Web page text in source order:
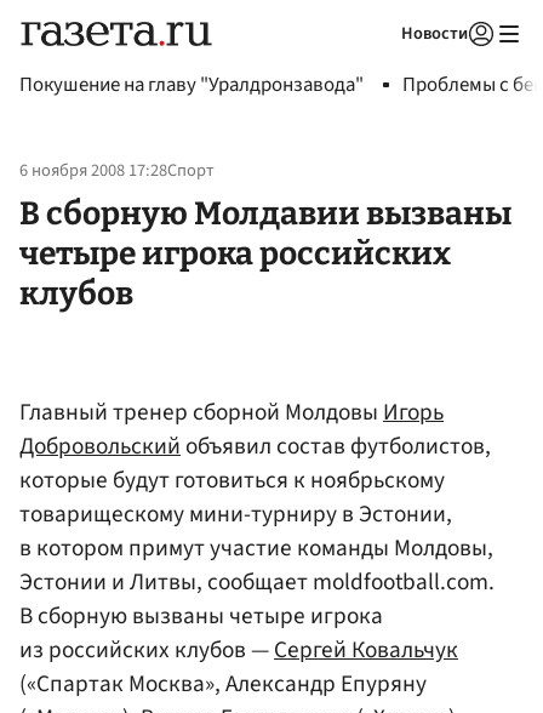
Новости
Покушение на главу "Уралдронзавода" Проблемы с
6 ноября 2008 17:28Спорт
В сборную Молдавии вызваны
четыре игрока российских
клубов
Главный тренер сборной МолдовыИгорь
Добровольскийобъявил состав футболистов,
которые будут готовиться к ноябрьскому
товарищескому мини-турниру в Эстонии,
в котором примут участие команды Молдовы,
Эстонии и Литвы, сообщает moldfootball.com.
В сборную вызваны четыре игрока
из российских клубов —Сергей Ковальчук
(«Спартак Москва», Александр Епуряну